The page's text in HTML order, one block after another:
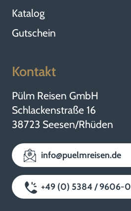
Katalog
Gutschein
Kontakt
Pülm Reisen GmbH
Schlackenstraße 16
38723 Seesen/Rhüden
info@puelmreisen.de
+49 (0) 5384 / 9606-0